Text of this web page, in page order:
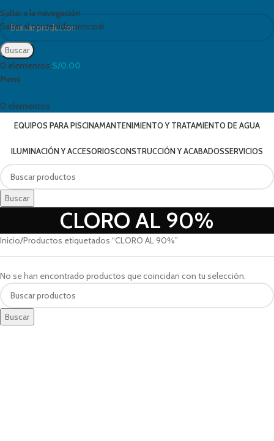
Saltar a la navegación
Saltar al contenido principal
Buscar
0 elementos S/0.00
Menú
0 elementos
EQUIPOS PARA PISCINAMANTENIMIENTO Y TRATAMIENTO DE AGUA
ILUMINACIÓN Y ACCESORIOSCONSTRUCCIÓN Y ACABADOSSERVICIOS
Buscar
CLORO AL 90%
Inicio Productos etiquetados “CLORO AL 90%”
No se han encontrado productos que coincidan con tu selección.
Buscar